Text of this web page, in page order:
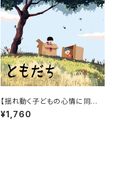
【揺れ動く子どもの心情に同
感！】『ともだち』
¥1,760